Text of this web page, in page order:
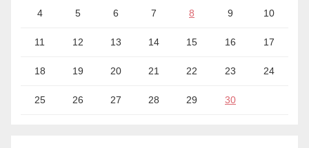
4 5 6 7 8 9 10
11 12 13 14 15 16 17
18 19 20 21 22 23 24
25 26 27 28 29 30